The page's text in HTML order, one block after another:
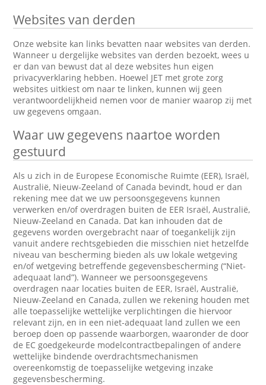
Websites van derden
Onze website kan links bevatten naar websites van derden.
Wanneer u dergelijke websites van derden bezoekt, wees u
er dan van bewust dat al deze websites hun eigen
privacyverklaring hebben. Hoewel JET met grote zorg
websites uitkiest om naar te linken, kunnen wij geen
verantwoordelijkheid nemen voor de manier waarop zij met
uw gegevens omgaan.
Waar uw gegevens naartoe worden
gestuurd
Als u zich in de Europese Economische Ruimte (EER), Israël,
Australië, Nieuw-Zeeland of Canada bevindt, houd er dan
rekening mee dat we uw persoonsgegevens kunnen
verwerken en/of overdragen buiten de EER Israël, Australië,
Nieuw-Zeeland en Canada. Dat kan inhouden dat de
gegevens worden overgebracht naar of toegankelijk zijn
vanuit andere rechtsgebieden die misschien niet hetzelfde
niveau van bescherming bieden als uw lokale wetgeving
en/of wetgeving betreffende gegevensbescherming (“Niet-
adequaat land”). Wanneer we persoonsgegevens
overdragen naar locaties buiten de EER, Israël, Australië,
Nieuw-Zeeland en Canada, zullen we rekening houden met
alle toepasselijke wettelijke verplichtingen die hiervoor
relevant zijn, en in een niet-adequaat land zullen we een
beroep doen op passende waarborgen, waaronder de door
de EC goedgekeurde modelcontractbepalingen of andere
wettelijke bindende overdrachtsmechanismen
overeenkomstig de toepasselijke wetgeving inzake
gegevensbescherming.